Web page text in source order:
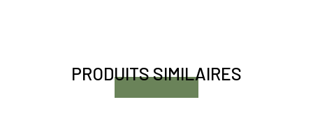
PRODUITS SIMILAIRES